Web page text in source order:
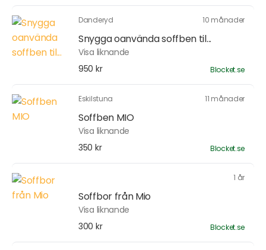
Danderyd 10 månader
Snygga oanvända soffben til...
Visa liknande
950 kr
Blocket.se
Eskilstuna 11 månader
Soffben MIO
Visa liknande
350 kr
Blocket.se
1 år
Soffbor från Mio
Visa liknande
300 kr
Blocket.se